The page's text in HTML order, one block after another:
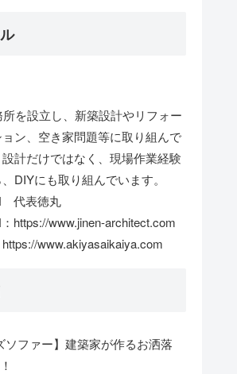
を設立し、新築設計やリフォー
ン、空き家問題等に取り組んで
計だけではなく、現場作業経験
DIYにも取り組んでいます。
代表徳丸
https://www.jinen-architect.com
www.akiyasaikaiya.com
ソファー】建築家が作るお洒落